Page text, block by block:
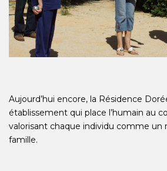
Aujourd’hui encore, la Résidence
établissement qui place l’humain au
valorisant chaque individu comme un
famille.